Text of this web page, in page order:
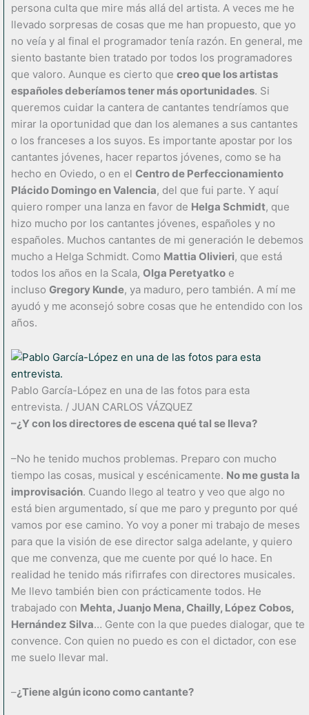
persona culta que mire más allá del artista. A veces me he
llevado sorpresas de cosas que me han propuesto, que yo
no veía y al final el programador tenía razón. En general, me
siento bastante bien tratado por todos los programadores
que valoro. Aunque es cierto que creo que los artistas
españoles deberíamos tener más oportunidades. Si
queremos cuidar la cantera de cantantes tendríamos que
mirar la oportunidad que dan los alemanes a sus cantantes
o los franceses a los suyos. Es importante apostar por los
cantantes jóvenes, hacer repartos jóvenes, como se ha
hecho en Oviedo, o en el Centro de Perfeccionamiento
Plácido Domingo en Valencia, del que fui parte. Y aquí
quiero romper una lanza en favor de Helga Schmidt, que
hizo mucho por los cantantes jóvenes, españoles y no
españoles. Muchos cantantes de mi generación le debemos
mucho a Helga Schmidt. Como Mattia Olivieri, que está
todos los años en la Scala, Olga Peretyatko e
incluso Gregory Kunde, ya maduro, pero también. A mí me
ayudó y me aconsejó sobre cosas que he entendido con los
años.
Pablo García-López en una de las fotos para esta
entrevista. / JUAN CARLOS VÁZQUEZ
–¿Y con los directores de escena qué tal se lleva?
–No he tenido muchos problemas. Preparo con mucho
tiempo las cosas, musical y escénicamente. No me gusta la
improvisación. Cuando llego al teatro y veo que algo no
está bien argumentado, sí que me paro y pregunto por qué
vamos por ese camino. Yo voy a poner mi trabajo de meses
para que la visión de ese director salga adelante, y quiero
que me convenza, que me cuente por qué lo hace. En
realidad he tenido más rifirrafes con directores musicales.
Me llevo también bien con prácticamente todos. He
trabajado con Mehta, Juanjo Mena, Chailly, López Cobos,
Hernández Silva… Gente con la que puedes dialogar, que te
convence. Con quien no puedo es con el dictador, con ese
me suelo llevar mal.
–¿Tiene algún icono como cantante?